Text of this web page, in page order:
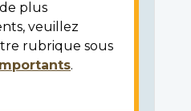
plus
veuillez
rubrique sous
.